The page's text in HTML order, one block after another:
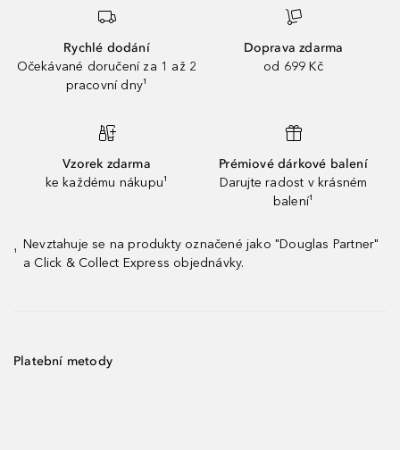
Rychlé dodání
Očekávané doručení za 1 až 2
pracovní dny¹
Doprava zdarma
od 699 Kč
Vzorek zdarma
ke každému nákupu¹
Prémiové dárkové balení
Darujte radost v krásném
balení¹
¹
Nevztahuje se na produkty označené jako "Douglas Partner"
a Click & Collect Express objednávky.
Platební metody